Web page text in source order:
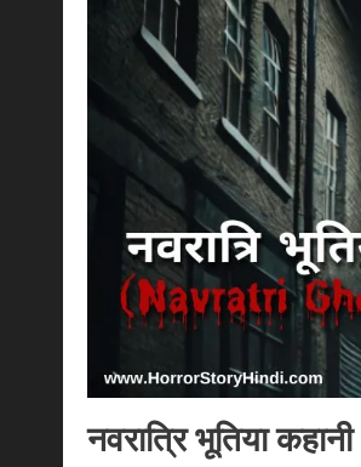
नवरात्रि भूतिया